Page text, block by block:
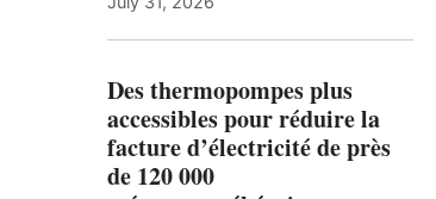
Des thermopompes plus
accessibles pour réduire la
facture d’électricité de près
de 120 000